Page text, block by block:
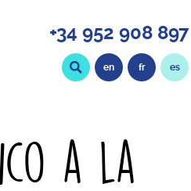
+34 952 908 897
en fr es
a la